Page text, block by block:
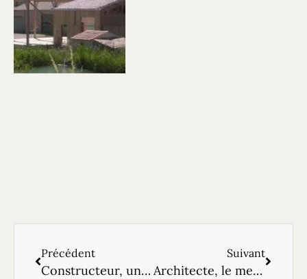
Précédent
Constructeur, une maison clé en main
Suivant
Architecte, le meilleur plan pour débuter !